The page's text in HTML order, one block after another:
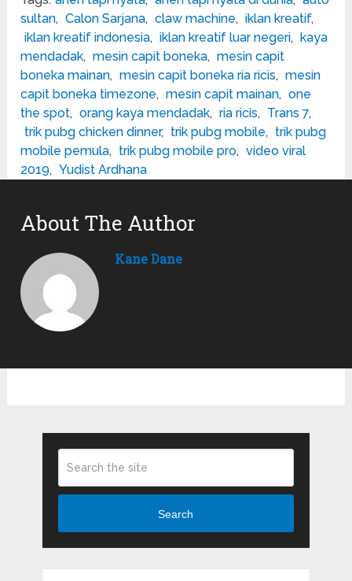
sultan, Calon Sarjana, claw machine, iklan kreatif,
iklan kreatif indonesia, iklan kreatif luar negeri, kaya
mendadak, mesin capit boneka, mesin capit
boneka mainan, mesin capit boneka ria ricis, mesin
capit boneka timezone, mesin capit mainan, one
the spot, orang kaya mendadak, ria ricis, Trans 7,
trik pubg chicken dinner, trik pubg mobile, trik pubg
mobile pemula, trik pubg mobile pro, video viral
2019, Yudist Ardhana
About The Author
Kane Dane
Search